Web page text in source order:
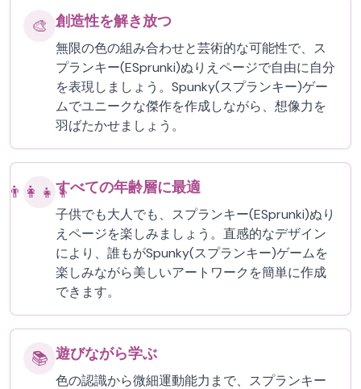
🎨 創造性を解き放つ
無限の色の組み合わせと芸術的な可能性で、ス
プランキー(ESprunki)ぬりえページで自由に自分
を表現しましょう。Spunky(スプランキー)ゲー
ムでユニークな傑作を作成しながら、想像力を
羽ばたかせましょう。
👨‍👩‍👧‍👦すべての年齢層に最適
子供でも大人でも、スプランキー(ESprunki)ぬり
えページを楽しみましょう。直感的なデザイン
により、誰もがSpunky(スプランキー)ゲームを
楽しみながら美しいアートワークを簡単に作成
できます。
📚 遊びながら学ぶ
色の認識から微細運動能力まで、スプランキー